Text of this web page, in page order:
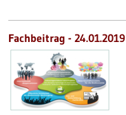
Fachbeitrag - 24.01.2019